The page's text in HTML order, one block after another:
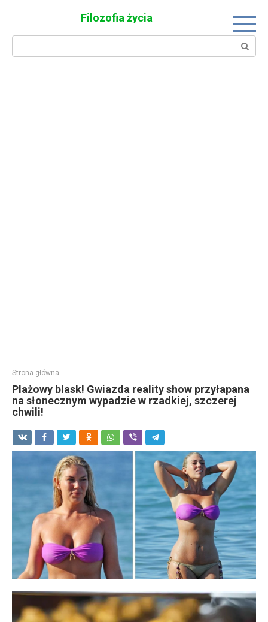
Filozofia życia
Search:
Strona główna
Plażowy blask! Gwiazda reality show przyłapana
na słonecznym wypadzie w rzadkiej, szczerej
chwili!